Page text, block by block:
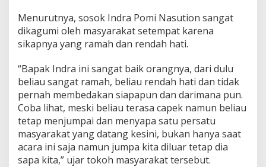
Menurutnya, sosok Indra Pomi Nasution sangat
dikagumi oleh masyarakat setempat karena
sikapnya yang ramah dan rendah hati.
“Bapak Indra ini sangat baik orangnya, dari dulu
beliau sangat ramah, beliau rendah hati dan tidak
pernah membedakan siapapun dan darimana pun.
Coba lihat, meski beliau terasa capek namun beliau
tetap menjumpai dan menyapa satu persatu
masyarakat yang datang kesini, bukan hanya saat
acara ini saja namun jumpa kita diluar tetap dia
sapa kita,” ujar tokoh masyarakat tersebut.